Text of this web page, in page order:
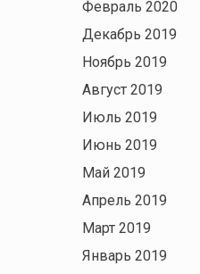
Февраль 2020
Декабрь 2019
Ноябрь 2019
Август 2019
Июль 2019
Июнь 2019
Май 2019
Апрель 2019
Март 2019
Январь 2019